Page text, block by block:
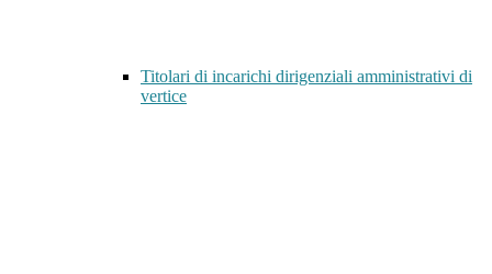
Titolari di incarichi dirigenziali amministrativi di
vertice